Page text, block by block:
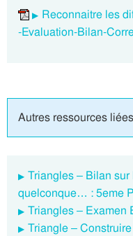
Reconnaitre les
-Evaluation-Bilan-
Autres ressources
Triangles – Bilan
quelconque… : 5eme
Triangles – Examen
Triangle –